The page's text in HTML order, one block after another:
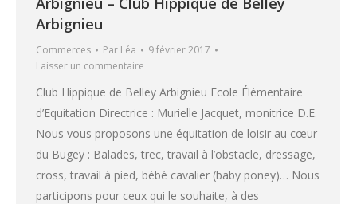
Arbignieu
Commerces Par Léa
9 février 2017
Laisser un commentaire
Club Hippique de Belley Arbignieu Ecole Élémentaire
d’Equitation Directrice : Murielle Jacquet, monitrice D.E.
Nous vous proposons une équitation de loisir au cœur
du Bugey : Balades, trec, travail à l’obstacle, dressage,
cross, travail à pied, bébé cavalier (baby poney)… Nous
participons pour ceux qui le souhaite, à des